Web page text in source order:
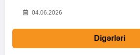
04.06.2026
Digərləri